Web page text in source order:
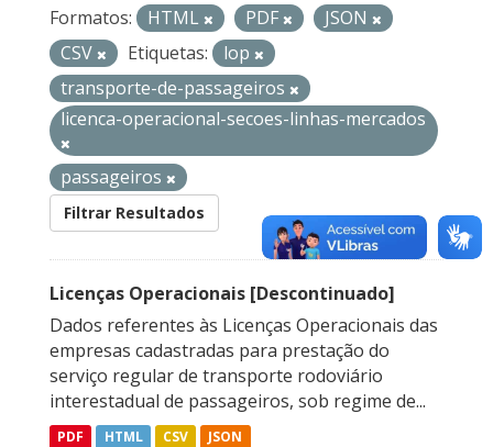
Formatos:
HTML PDF
JSON
CSV
Etiquetas:
lop
transporte-de-passageiros
licenca-operacional-secoes-linhas-mercados
passageiros
Filtrar Resultados
Licenças Operacionais [Descontinuado]
Dados referentes às Licenças Operacionais das
empresas cadastradas para prestação do
serviço regular de transporte rodoviário
interestadual de passageiros, sob regime de...
PDF HTML CSV JSON